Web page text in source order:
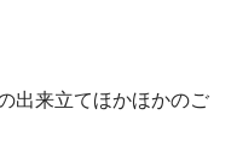
出来立てほかほかのご